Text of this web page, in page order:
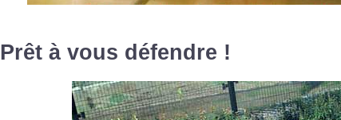
Prêt à vous défendre !